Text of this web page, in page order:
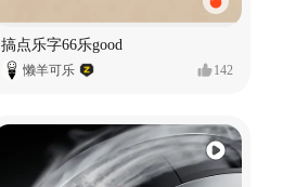
搞点乐字66乐good
懒羊可乐 142